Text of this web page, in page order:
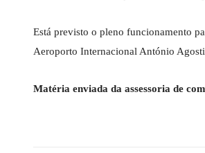
Está previsto o pleno funcionamento
Aeroporto Internacional António
Matéria enviada da assessoria de